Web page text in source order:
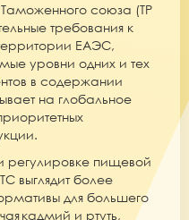
союза (ТР
требования к
ЕАЭС,
уровни одних и тех
в содержании
на глобальное
регулировке пищевой
выглядит более
для большего
кадмий и ртуть,